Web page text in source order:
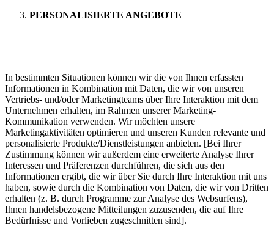
PERSONALISIERTE ANGEBOTE
In bestimmten Situationen können wir die von Ihnen erfassten
Informationen in Kombination mit Daten, die wir von unseren
Vertriebs- und/oder Marketingteams über Ihre Interaktion mit dem
Unternehmen erhalten, im Rahmen unserer Marketing-
Kommunikation verwenden. Wir möchten unsere
Marketingaktivitäten optimieren und unseren Kunden relevante und
personalisierte Produkte/Dienstleistungen anbieten. [Bei Ihrer
Zustimmung können wir außerdem eine erweiterte Analyse Ihrer
Interessen und Präferenzen durchführen, die sich aus den
Informationen ergibt, die wir über Sie durch Ihre Interaktion mit uns
haben, sowie durch die Kombination von Daten, die wir von Dritten
erhalten (z. B. durch Programme zur Analyse des Websurfens),
Ihnen handelsbezogene Mitteilungen zuzusenden, die auf Ihre
Bedürfnisse und Vorlieben zugeschnitten sind].